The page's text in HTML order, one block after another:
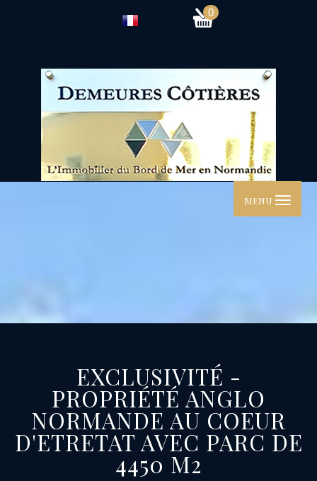
0
MENU
EXCLUSIVITÉ -
PROPRIÉTÉ ANGLO
NORMANDE AU COEUR
D'ETRETAT AVEC PARC DE
4450 M2